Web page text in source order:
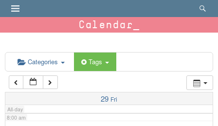
Calendar
Categories Tags
29 Fri
All-day
6:00 am
7:00 am
8:00 am